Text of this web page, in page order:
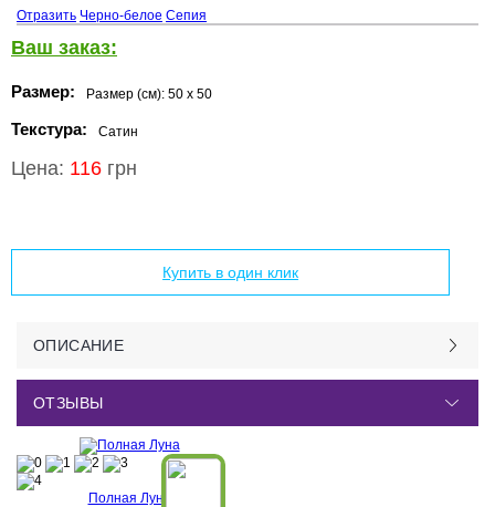
Отразить Черно-белое Сепия
Ваш заказ:
Размер: Размер (см): 50 x 50
Текстура: Сатин
Цена: 116 грн
Купить в один клик
ОПИСАНИЕ
ОТЗЫВЫ
Полная Луна